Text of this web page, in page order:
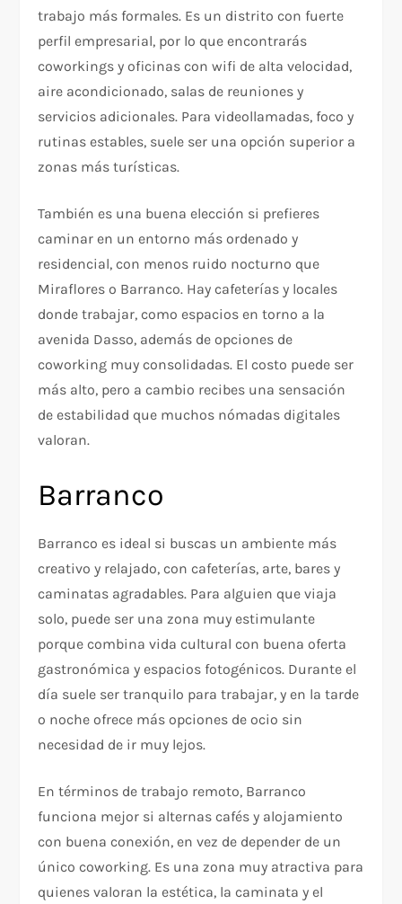
trabajo más formales. Es un distrito con fuerte
perfil empresarial, por lo que encontrarás
coworkings y oficinas con wifi de alta velocidad,
aire acondicionado, salas de reuniones y
servicios adicionales. Para videollamadas, foco y
rutinas estables, suele ser una opción superior a
zonas más turísticas.
También es una buena elección si prefieres
caminar en un entorno más ordenado y
residencial, con menos ruido nocturno que
Miraflores o Barranco. Hay cafeterías y locales
donde trabajar, como espacios en torno a la
avenida Dasso, además de opciones de
coworking muy consolidadas. El costo puede ser
más alto, pero a cambio recibes una sensación
de estabilidad que muchos nómadas digitales
valoran.
Barranco
Barranco es ideal si buscas un ambiente más
creativo y relajado, con cafeterías, arte, bares y
caminatas agradables. Para alguien que viaja
solo, puede ser una zona muy estimulante
porque combina vida cultural con buena oferta
gastronómica y espacios fotogénicos. Durante el
día suele ser tranquilo para trabajar, y en la tarde
o noche ofrece más opciones de ocio sin
necesidad de ir muy lejos.
En términos de trabajo remoto, Barranco
funciona mejor si alternas cafés y alojamiento
con buena conexión, en vez de depender de un
único coworking. Es una zona muy atractiva para
quienes valoran la estética, la caminata y el